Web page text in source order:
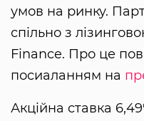
умов на ринку.
спільно з
Finance. Про це
посиаланням на
Акційна ставка